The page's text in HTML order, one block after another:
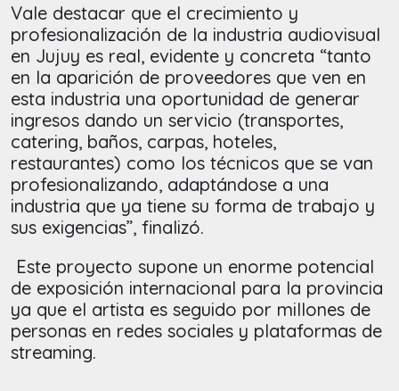
Vale destacar que el crecimiento y
profesionalización de la industria audiovisual
en Jujuy es real, evidente y concreta “tanto
en la aparición de proveedores que ven en
esta industria una oportunidad de generar
ingresos dando un servicio (transportes,
catering, baños, carpas, hoteles,
restaurantes) como los técnicos que se van
profesionalizando, adaptándose a una
industria que ya tiene su forma de trabajo y
sus exigencias”, finalizó.
Este proyecto supone un enorme potencial
de exposición internacional para la provincia
ya que el artista es seguido por millones de
personas en redes sociales y plataformas de
streaming.